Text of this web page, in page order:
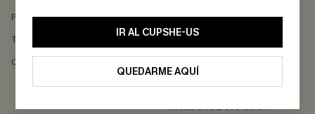
IR AL CUPSHE-US
QUEDARME AQUÍ
Política de Privacidad
Términos & Condiciones
Comentarios de Clientes
Contactarnos
Estado del Pedido
Devoluciones
Iniciar Una Devolución